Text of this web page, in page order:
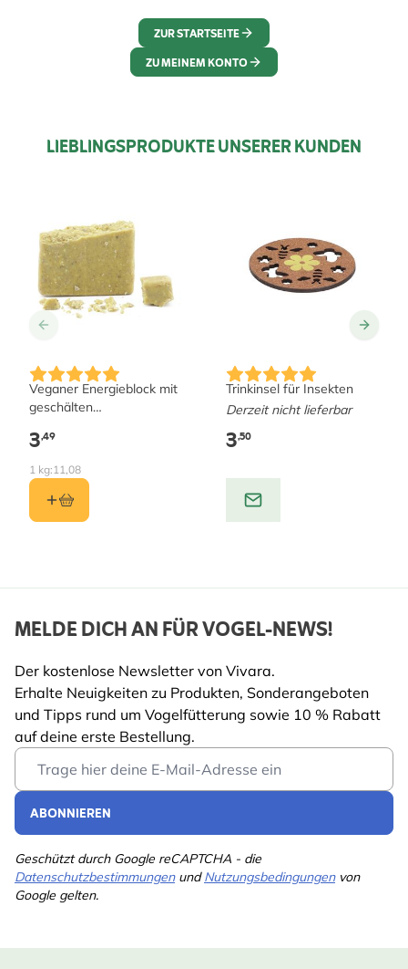
ZUR STARTSEITE
ZU MEINEM KONTO
LIEBLINGSPRODUKTE UNSERER KUNDEN
Veganer Energieblock mit
geschälten
3,49
1 kg:11,08
Trinkinsel für Insekten
Derzeit nicht lieferbar
3,50
MELDE DICH AN FÜR VOGEL-NEWS!
Der kostenlose Newsletter von Vivara.
Erhalte Neuigkeiten zu Produkten, Sonderangeboten
und Tipps rund um Vogelfütterung sowie 10 % Rabatt
auf deine erste Bestellung.
Email Address
ABONNIEREN
Geschützt durch Google reCAPTCHA - die
DatenschutzbestimmungenundNutzungsbedingungenvon
Google gelten.